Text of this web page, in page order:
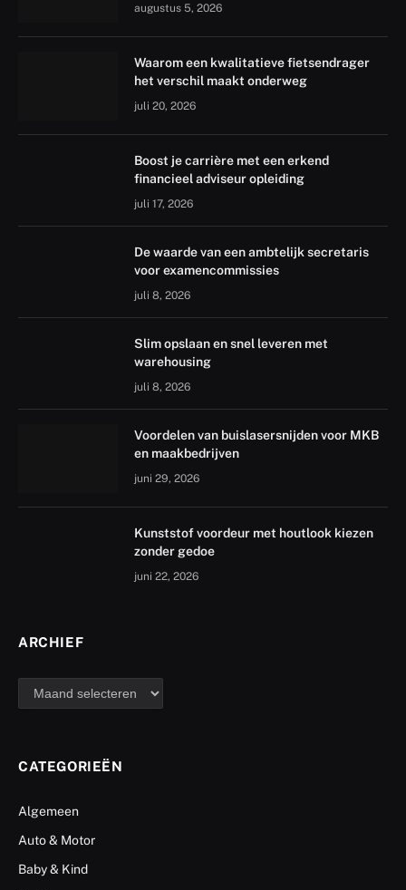
augustus 5, 2026
Waarom een kwalitatieve fietsendrager
het verschil maakt onderweg
juli 20, 2026
Boost je carrière met een erkend
financieel adviseur opleiding
juli 17, 2026
De waarde van een ambtelijk secretaris
voor examencommissies
juli 8, 2026
Slim opslaan en snel leveren met
warehousing
juli 8, 2026
Voordelen van buislasersnijden voor MKB
en maakbedrijven
juni 29, 2026
Kunststof voordeur met houtlook kiezen
zonder gedoe
juni 22, 2026
ARCHIEF
archief
CATEGORIEËN
Algemeen
Auto & Motor
Baby & Kind